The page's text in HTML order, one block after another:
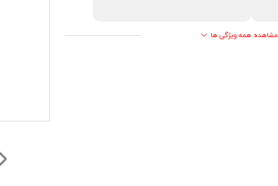
مشاهده همه ویژگی ها